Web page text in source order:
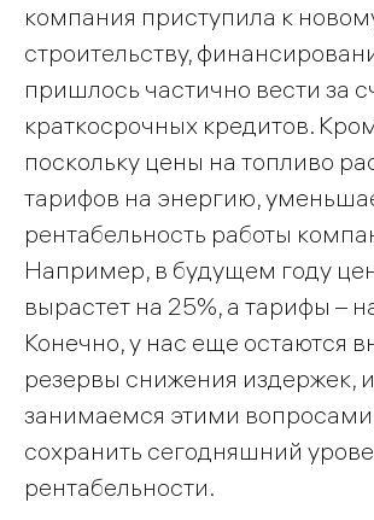
компания приступила к
строительству,
пришлось частично вести за
краткосрочных кредитов.
поскольку цены на топливо
тарифов на энергию,
рентабельность работы
Например, в будущем году
вырастет на 25%, а тарифы –
Конечно, у нас еще остаются
резервы снижения издержек,
занимаемся этими
сохранить сегодняшний
рентабельности.